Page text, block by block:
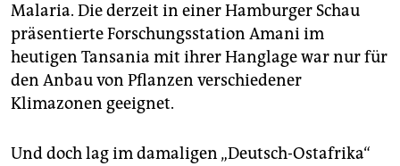
abo
genossenschaft
epaper login
Malaria. Die derzeit in einer Hamburger Schau
präsentierte Forschungsstation Amani im
heutigen Tansania mit ihrer Hanglage war nur für
den Anbau von Pflanzen verschiedener
Klimazonen geeignet.
Und doch lag im damaligen „Deutsch-Ostafrika“